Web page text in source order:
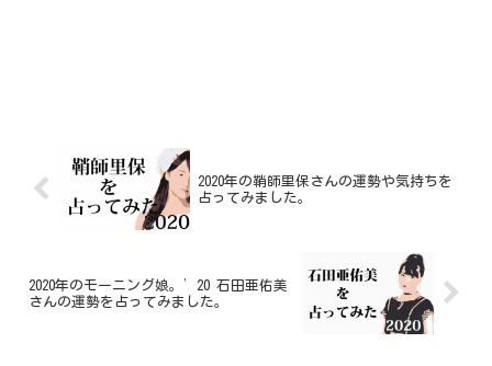
2020年の鞘師里保さんの運勢や気持ちを
占ってみました。
2020年のモーニング娘。’20 石田亜佑美
さんの運勢を占ってみました。